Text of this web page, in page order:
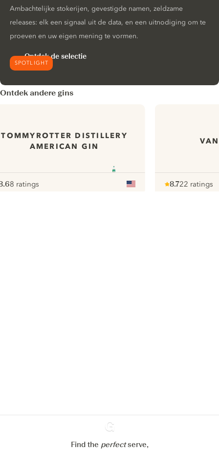
SPOTLIGHT
Ambachtelijke stokerijen, gevestigde namen, zeldzame
releases: elk een signaal uit de data, en een uitnodiging om te
proeven en uw eigen mening te vormen.
Ontdek de selectie
Ontdek andere gins
TOMMYROTTER DISTILLERY
AMERICAN GIN
8 ratings
8.722 ratings
Ginventory
Find the perfectserve,